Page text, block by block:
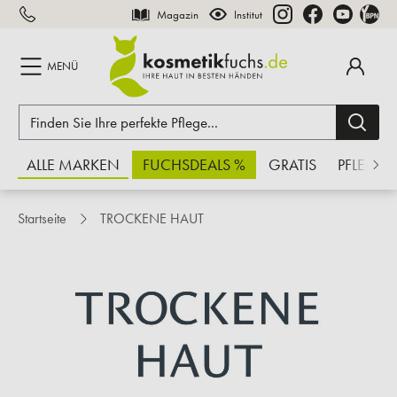
springen Magazin Institut
MENÜ
ALLE MARKEN FUCHSDEALS % GRATIS PFLEGE
Startseite TROCKENE HAUT